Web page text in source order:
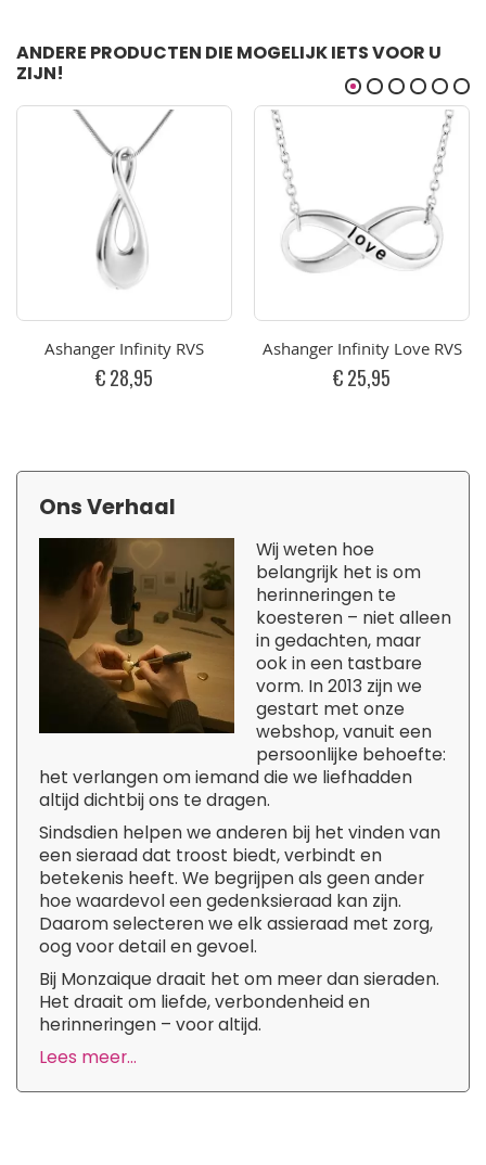
ANDERE PRODUCTEN DIE MOGELIJK IETS VOOR U
ZIJN!
Ashanger Infinity RVS
€ 28,95
Ashanger Infinity Love RVS
€ 25,95
Ons Verhaal
Wij weten hoe
belangrijk het is om
herinneringen te
koesteren – niet alleen
in gedachten, maar
ook in een tastbare
vorm. In 2013 zijn we
gestart met onze
webshop, vanuit een
persoonlijke behoefte:
het verlangen om iemand die we liefhadden
altijd dichtbij ons te dragen.
Sindsdien helpen we anderen bij het vinden van
een sieraad dat troost biedt, verbindt en
betekenis heeft. We begrijpen als geen ander
hoe waardevol een gedenksieraad kan zijn.
Daarom selecteren we elk assieraad met zorg,
oog voor detail en gevoel.
Bij Monzaique draait het om meer dan sieraden.
Het draait om liefde, verbondenheid en
herinneringen – voor altijd.
Lees meer...